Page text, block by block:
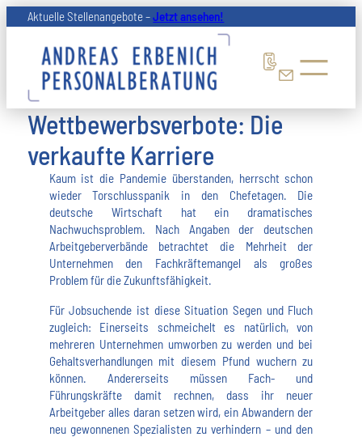
Inhalt
springen
Aktuelle Stellenangebote –Jetzt ansehen!
Wettbewerbsverbote: Die
verkaufte Karriere
Kaum ist die Pandemie überstanden, herrscht schon
wieder Torschlusspanik in den Chefetagen. Die
deutsche Wirtschaft hat ein dramatisches
Nachwuchsproblem. Nach Angaben der deutschen
Arbeitgeberverbände betrachtet die Mehrheit der
Unternehmen den Fachkräftemangel als großes
Problem für die Zukunftsfähigkeit.
Für Jobsuchende ist diese Situation Segen und Fluch
zugleich: Einerseits schmeichelt es natürlich, von
mehreren Unternehmen umworben zu werden und bei
Gehaltsverhandlungen mit diesem Pfund wuchern zu
können. Andererseits müssen Fach- und
Führungskräfte damit rechnen, dass ihr neuer
Arbeitgeber alles daran setzen wird, ein Abwandern der
neu gewonnenen Spezialisten zu verhindern – und den